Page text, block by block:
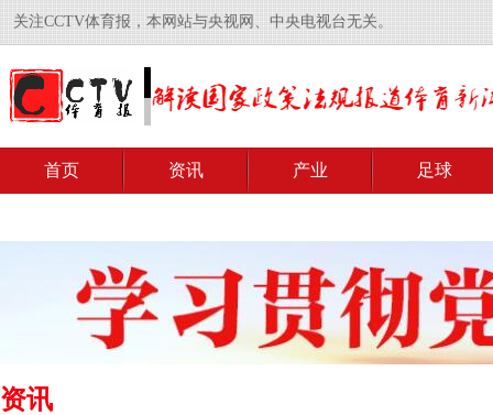
关注CCTV体育报，本网站与央视网、中央电视台无关。
首页 资讯 产业 足球
资讯